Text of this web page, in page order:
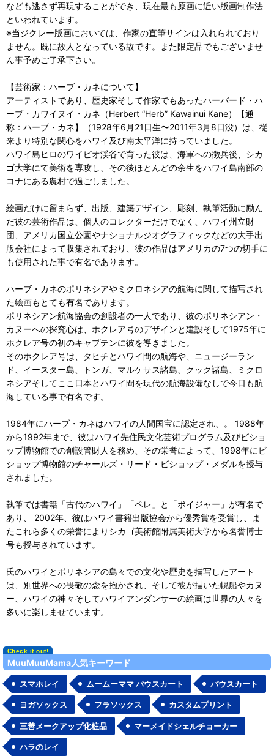
なども逃さず再現することができ、現在最も原画に近い版画制作法
といわれています。
※当ジクレー版画においては、作家の直筆サインは入れられており
ません。既に故人となっている故です。また限定品でもございませ
ん事予めご了承下さい。
【芸術家：ハーブ・カネについて】
アーティストであり、歴史家そして作家でもあったハーバード・ハ
ーブ・カワイヌイ・カネ（Herbert “Herb” Kawainui Kane）【通
称：ハーブ・カネ】（1928年6月21日生〜2011年3月8日没）は、従
来より特別な関心をハワイ及び南太平洋に持っていました。
ハワイ島ヒロのワイピオ渓谷で育った彼は、海軍への徴兵後、シカ
ゴ大学にて美術を専攻し、その後ほとんどの余生をハワイ島南部の
コナにある農村で過ごしました。
絵画だけに留まらず、出版、建築デザイン、彫刻、執筆活動に励ん
だ彼の芸術作品は、個人のコレクターだけでなく、ハワイ州立財
団、アメリカ国立公園やナショナルジオグラフィックなどの大手出
版会社によって収集されており、彼の作品はアメリカの7つの切手に
も使用された事で有名であります。
ハーブ・カネのポリネシアやミクロネシアの航海に関して描写され
た絵画もとても有名であります。
ポリネシアン航海協会の創設者の一人であり、彼のポリネシアン・
カヌーへの探究心は、ホクレア号のデザインと建設そして1975年に
ホクレア号の初のキャプテンに彼を導きました。
そのホクレア号は、タヒチとハワイ間の航海や、ニュージーラン
ド、イースター島、トンガ、マルケサス諸島、クック諸島、ミクロ
ネシアそしてここ日本とハワイ間を現代の航海設備なしで今日も航
海している事で有名です。
1984年にハーブ・カネはハワイの人間国宝に認定され、。 1988年
から1992年まで、彼はハワイ先住民文化芸術プログラム及びビショ
ップ博物館での創設管財人を務め、その栄誉によって、1998年にビ
ショップ博物館のチャールズ・リード・ビショップ・メダルを授与
されました。
執筆では書籍「古代のハワイ」「ペレ」と「ボイジャー」が有名で
あり、 2002年、彼はハワイ書籍出版協会から優秀賞を受賞し、ま
たこれら多くの栄誉によりシカゴ美術館附属美術大学から名誉博士
号も授与されています。
氏のハワイとポリネシアの島々での文化や歴史を描写したアート
は、別世界への畏敬の念を抱かされ、そして彼が描いた幌船やカヌ
ー、ハワイの神々そしてハワイアンダンサーの絵画は世界の人々を
多いに楽しませています。
MuuMuuMama人気キーワード
スマホレイ ムームーママ パウスカート パウスカート
ヨガソックス フラソックス カスタムプリント
三善メークアップ化粧品 マーメイドシェルチョーカー
ハラのレイ